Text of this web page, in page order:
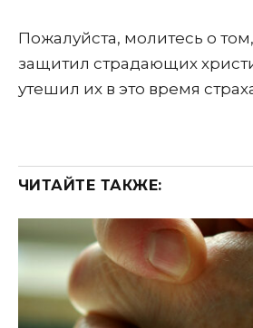
Пожалуйста, молитесь о
защитил страдающих
утешил их в это время
ЧИТАЙТЕ ТАКЖЕ: